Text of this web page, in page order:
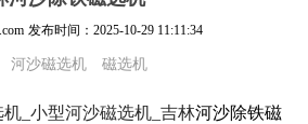
发布时间： 2025-10-29 11:11:34
河沙磁选机 磁选机
_小型河沙磁选机_吉林河沙除铁磁